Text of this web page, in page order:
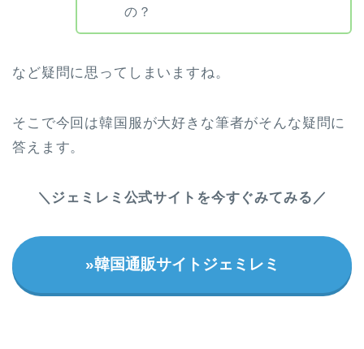
の？
など疑問に思ってしまいますね。
そこで今回は韓国服が大好きな筆者がそんな疑問に
答えます。
＼ジェミレミ公式サイトを今すぐみてみる／
»韓国通販サイトジェミレミ